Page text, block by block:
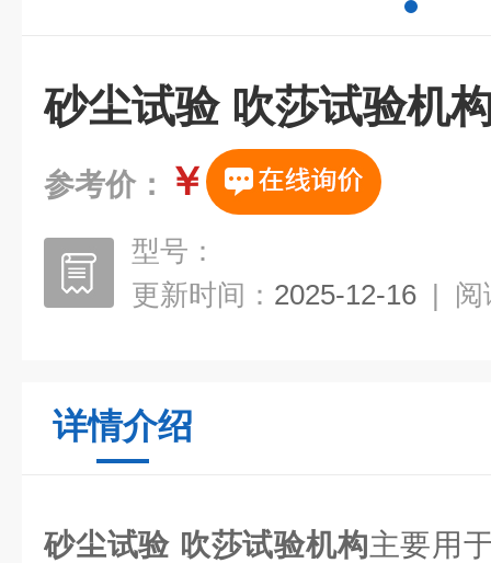
砂尘试验 吹莎试验机
参考价： ￥
型号：
更新时间： 2025-12-16 | 阅
详情介绍
砂尘试验 吹莎试验机构主要用